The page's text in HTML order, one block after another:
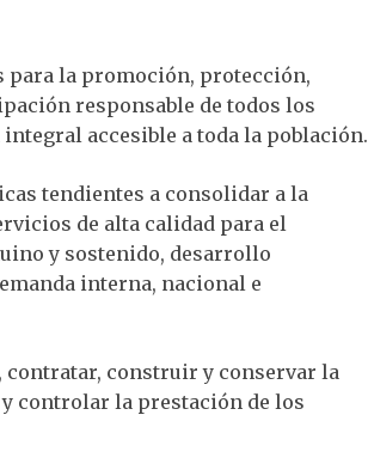
para la promoción, protección,
responsable de todos los
accesible a toda la población.
tendientes a consolidar a la
de alta calidad para el
y sostenido, desarrollo
interna, nacional e
construir y conservar la
controlar la prestación de los